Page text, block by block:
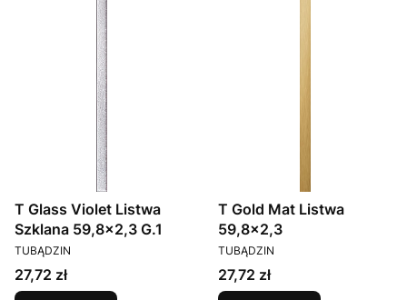
T Glass Violet Listwa
Szklana 59,8x2,3 G.1
PRODUCENT
TUBĄDZIN
Cena
27,72 zł
T Gold Mat Listwa
59,8x2,3
PRODUCENT
TUBĄDZIN
Cena
27,72 zł